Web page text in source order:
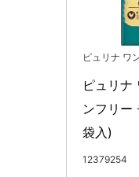
ピュリナ ワ
ピュリナ
ンフリー
袋入)
12379254